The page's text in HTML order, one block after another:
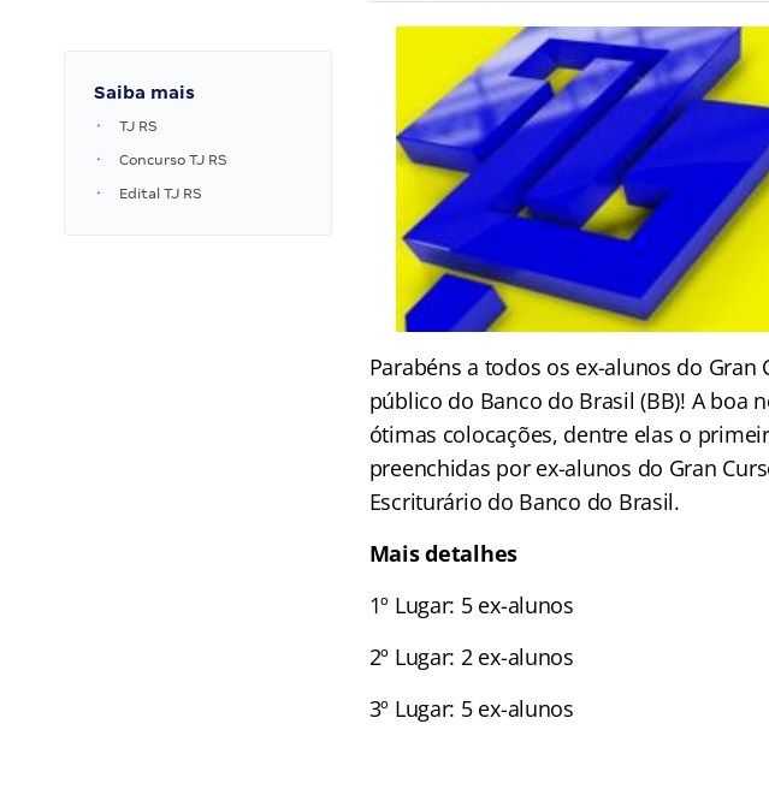
Saiba mais
TJ RS
Concurso TJ RS
Edital TJ RS
Parabéns a todos os ex-alunos do
público do Banco do Brasil (BB)! A boa
ótimas colocações, dentre elas o
preenchidas por ex-alunos do Gran
Escriturário do Banco do Brasil.
Mais detalhes
1º Lugar: 5 ex-alunos
2º Lugar: 2 ex-alunos
3º Lugar: 5 ex-alunos